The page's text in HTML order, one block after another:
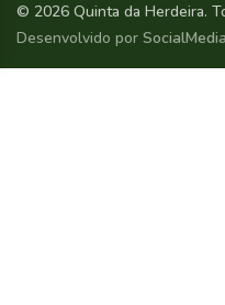
© 2026 Quinta da Herdeira.
Desenvolvido por